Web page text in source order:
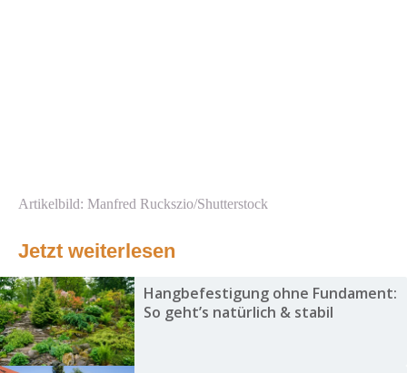
Artikelbild: Manfred Ruckszio/Shutterstock
Jetzt weiterlesen
Hangbefestigung ohne Fundament:
So geht’s natürlich & stabil